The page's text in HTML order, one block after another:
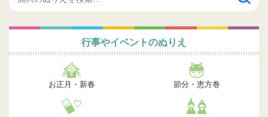
行事やイベントのぬりえ
お正月・新春 節分・恵方巻